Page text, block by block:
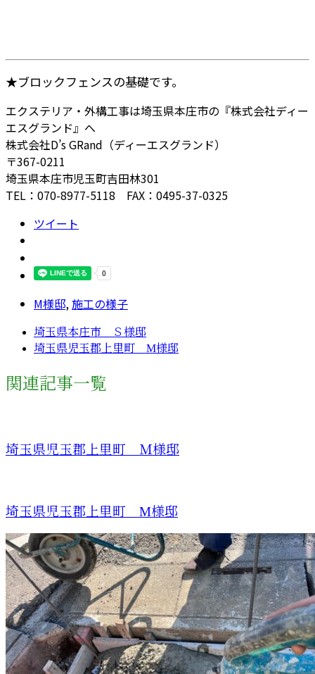
★ブロックフェンスの基礎です。
エクステリア・外構工事は埼玉県本庄市の『株式会社ディー
エスグランド』へ
株式会社D’s GRand（ディーエスグランド）
〒367-0211
埼玉県本庄市児玉町吉田林301
TEL：070-8977-5118 FAX：0495-37-0325
ツイート
M様邸,施工の様子
埼玉県本庄市 Ｓ様邸
埼玉県児玉郡上里町 M様邸
関連記事一覧
埼玉県児玉郡上里町 Ｍ様邸
埼玉県児玉郡上里町 M様邸